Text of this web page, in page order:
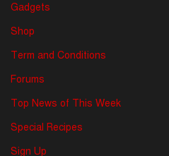
Gadgets
Shop
Term and Conditions
Forums
Top News of This Week
Special Recipes
Sign Up